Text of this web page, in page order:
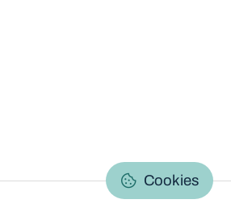
Cookies